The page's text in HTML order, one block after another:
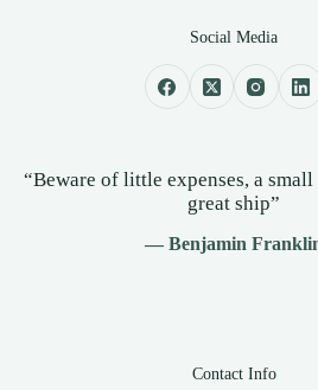
Social Media
“Beware of little expenses, a
great ship”
— Benjamin
Contact Info